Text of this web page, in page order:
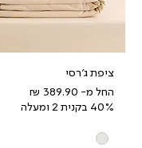
ציפת ג'רסי
החל מ-
מחיר מבצע
40% בקנית 2 ומעלה